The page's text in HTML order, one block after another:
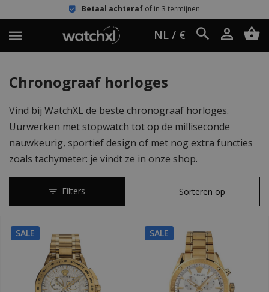
Betaal achterafof in 3 termijnen
NL / €
Chronograaf horloges
Vind bij WatchXL de beste chronograaf horloges.
Uurwerken met stopwatch tot op de milliseconde
nauwkeurig, sportief design of met nog extra functies
zoals tachymeter: je vindt ze in onze shop.
Filters
SALE SALE